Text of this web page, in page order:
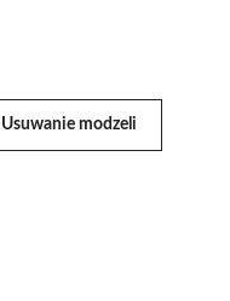
Usuwanie modzeli